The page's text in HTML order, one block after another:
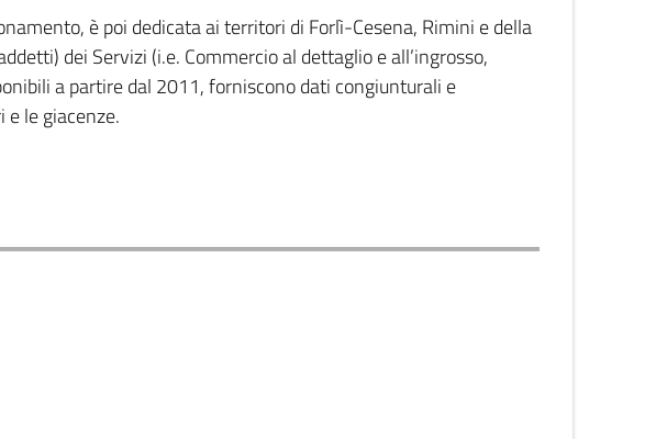
è poi dedicata ai territori di Forlì-Cesena, Rimini e della
dei Servizi (i.e. Commercio al dettaglio e all’ingrosso,
a partire dal 2011, forniscono dati congiunturali e
le giacenze.